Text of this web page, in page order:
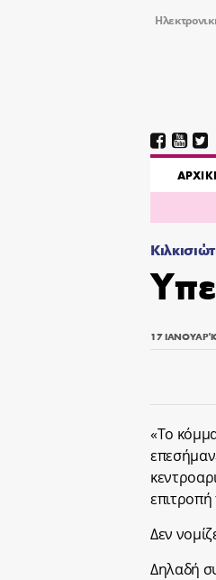
17
«Το
Δεν
Δηλαδή